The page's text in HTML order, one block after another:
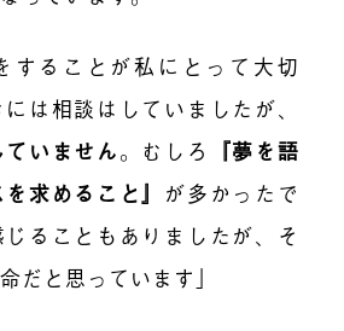
することが私にとって大切
は相談はしていましたが、
いません。むしろ 『夢を語
求めること』 が多かったで
ることもありましたが、そ
だと思っています」